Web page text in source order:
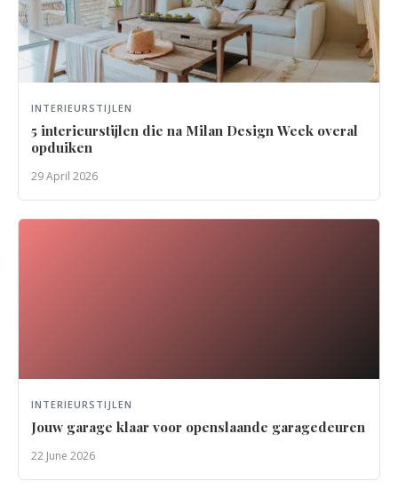
INTERIEURSTIJLEN
5 interieurstijlen die na Milan Design Week overal
opduiken
29 April 2026
INTERIEURSTIJLEN
Jouw garage klaar voor openslaande garagedeuren
22 June 2026